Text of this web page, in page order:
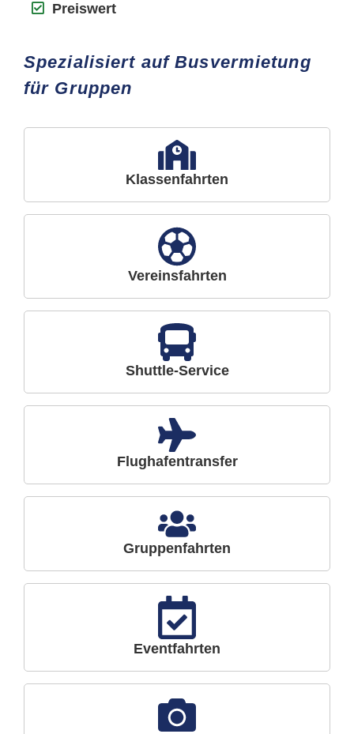
Preiswert
Spezialisiert auf Busvermietung
für Gruppen
Klassenfahrten
Vereinsfahrten
Shuttle-Service
Flughafentransfer
Gruppenfahrten
Eventfahrten